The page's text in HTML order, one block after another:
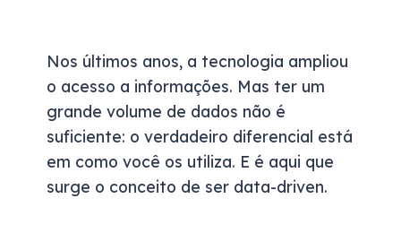
Nos últimos anos, a tecnologia ampliou
o acesso a informações. Mas ter um
grande volume de dados não é
suficiente: o verdadeiro diferencial está
em como você os utiliza. E é aqui que
surge o conceito de ser data-driven.